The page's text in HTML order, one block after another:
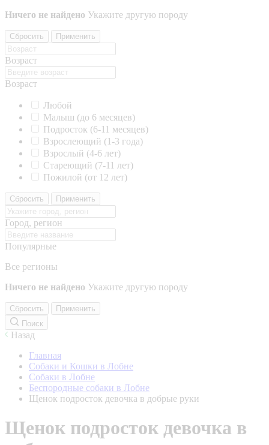
Ничего не найдено Укажите другую породу
Сбросить Применить
Возраст
Возраст
Любой
Малыш (до 6 месяцев)
Подросток (6-11 месяцев)
Взрослеющий (1-3 года)
Взрослый (4-6 лет)
Стареющий (7-11 лет)
Пожилой (от 12 лет)
Сбросить Применить
Город, регион
Популярные
Все регионы
Ничего не найдено Укажите другую породу
Сбросить
Применить
Поиск
Назад
Главная
Собаки и Кошки в Лобне
Собаки в Лобне
Беспородные собаки в Лобне
Щенок подросток девочка в добрые руки
Щенок подросток девочка в